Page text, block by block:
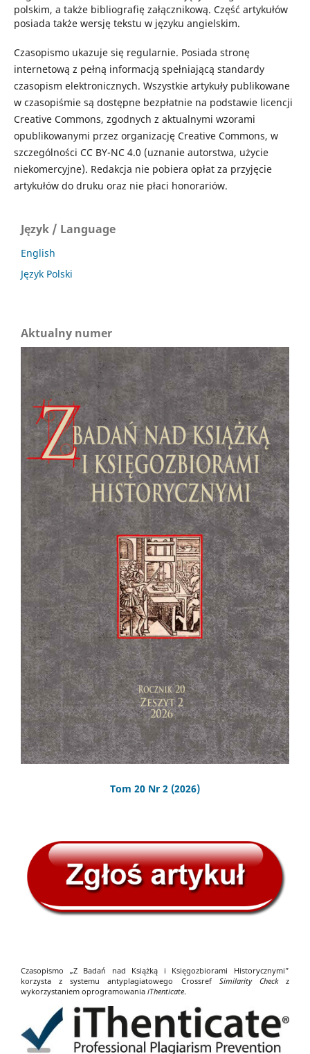
polskim, a także bibliografię załącznikową. Część artykułów
posiada także wersję tekstu w języku angielskim.
Czasopismo ukazuje się regularnie. Posiada stronę
internetową z pełną informacją spełniającą standardy
czasopism elektronicznych. Wszystkie artykuły publikowane
w czasopiśmie są dostępne bezpłatnie na podstawie licencji
Creative Commons, zgodnych z aktualnymi wzorami
opublikowanymi przez organizację Creative Commons, w
szczególności CC BY-NC 4.0 (uznanie autorstwa, użycie
niekomercyjne). Redakcja nie pobiera opłat za przyjęcie
artykułów do druku oraz nie płaci honorariów.
Język / Language
English
Język Polski
Aktualny numer
Tom 20 Nr 2 (2026)
Czasopismo „Z Badań nad Książką i Księgozbiorami Historycznymi”
korzysta z systemu antyplagiatowego Crossref Similarity Checkz
wykorzystaniem oprogramowania iThenticate.